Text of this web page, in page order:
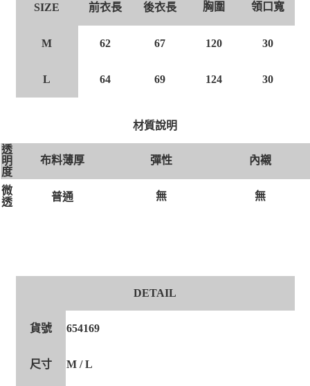
SIZE 前衣長 後衣長 胸圍 領口寬
M 62 67 120 30
L 64 69 124 30
材質說明
透
明
度
布料薄厚 彈性 內襯
微
透
普通 無 無
DETAIL
貨號 654169
尺寸 M / L